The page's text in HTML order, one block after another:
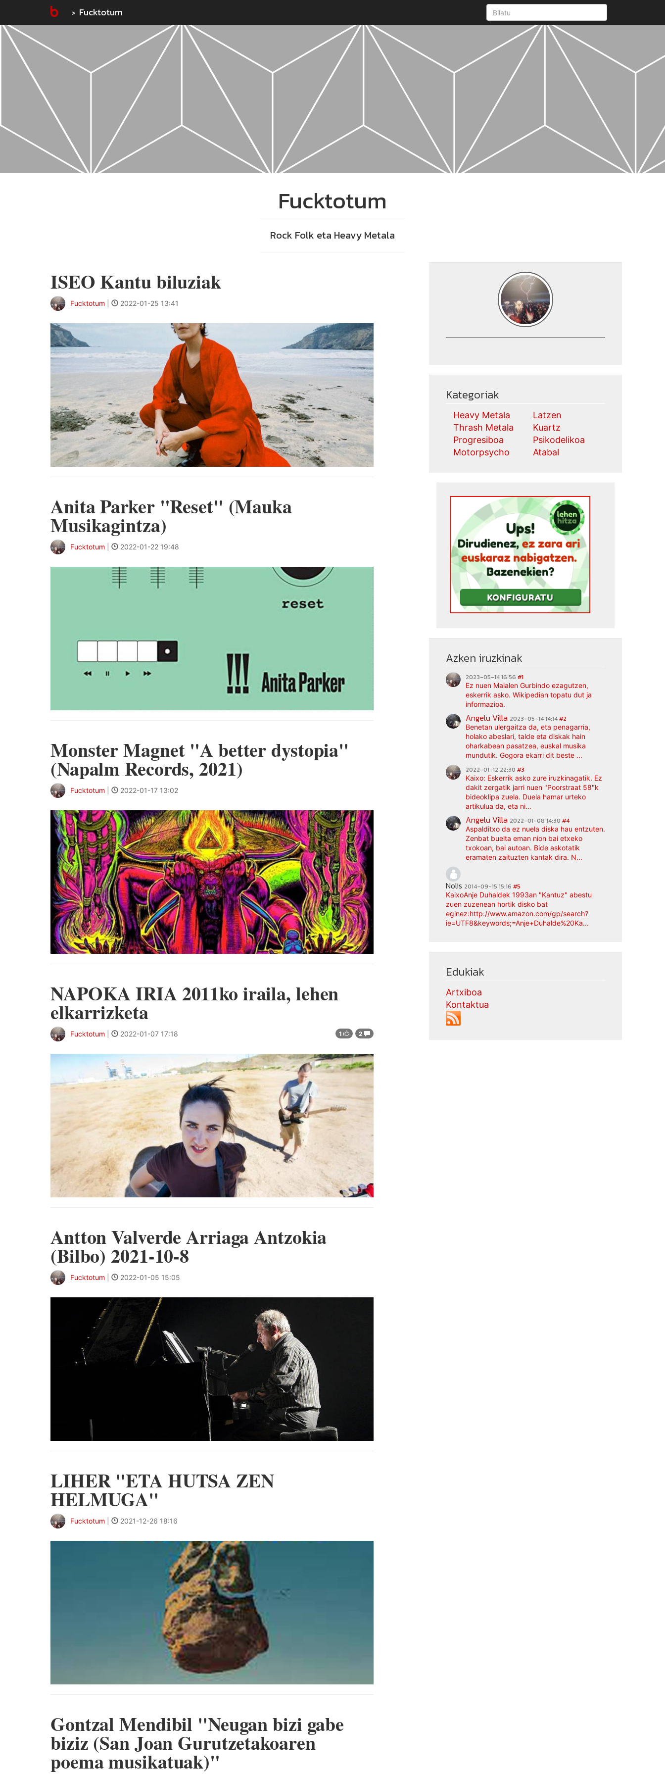
Fucktotum
Fucktotum
Rock Folk eta Heavy Metala
ISEO Kantu biluziak
Fucktotum 2022-01-25 13:41
Anita Parker "Reset" (Mauka
Musikagintza)
Fucktotum 2022-01-22 19:48
Monster Magnet "A better dystopia"
(Napalm Records, 2021)
Fucktotum 2022-01-17 13:02
NAPOKA IRIA 2011ko iraila, lehen
elkarrizketa
1 2
Fucktotum 2022-01-07 17:18
Antton Valverde Arriaga Antzokia
(Bilbo) 2021-10-8
Fucktotum 2022-01-05 15:05
LIHER "ETA HUTSA ZEN
HELMUGA"
Fucktotum 2021-12-26 18:16
Gontzal Mendibil "Neugan bizi gabe
biziz (San Joan Gurutzetakoaren
poema musikatuak)"
Kategoriak
Heavy Metala
Thrash Metala
Progresiboa
Motorpsycho
Latzen
Kuartz
Psikodelikoa
Atabal
Azken iruzkinak
2023-05-14 16:56 #1
Ez nuen Maialen Gurbindo ezagutzen,
eskerrik asko. Wikipedian topatu dut ja
informazioa.
Angelu Villa 2023-05-14 14:14#2
Benetan ulergaitza da, eta penagarria,
holako abeslari, talde eta diskak hain
oharkabean pasatzea, euskal musika
mundutik. Gogora ekarri dit beste ...
2022-01-12 22:30 #3
Kaixo: Eskerrik asko zure iruzkinagatik. Ez
dakit zergatik jarri nuen "Poorstraat 58"k
bideoklipa zuela. Duela hamar urteko
artikulua da, eta ni...
Angelu Villa 2022-01-08 14:30 #4
Aspalditxo da ez nuela diska hau entzuten.
Zenbat buelta eman nion bai etxeko
txokoan, bai autoan. Bide askotatik
eramaten zaituzten kantak dira. N...
Nolis 2014-09-15 15:16 #5
KaixoAnje Duhaldek 1993an "Kantuz" abestu
zuen zuzenean hortik disko bat
eginez:http://www.amazon.com/gp/search?
ie=UTF8&keywords;=Anje+Duhalde%20Ka...
Edukiak
Artxiboa
Kontaktua